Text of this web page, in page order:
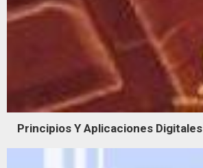
Principios Y Aplicaciones Digitales